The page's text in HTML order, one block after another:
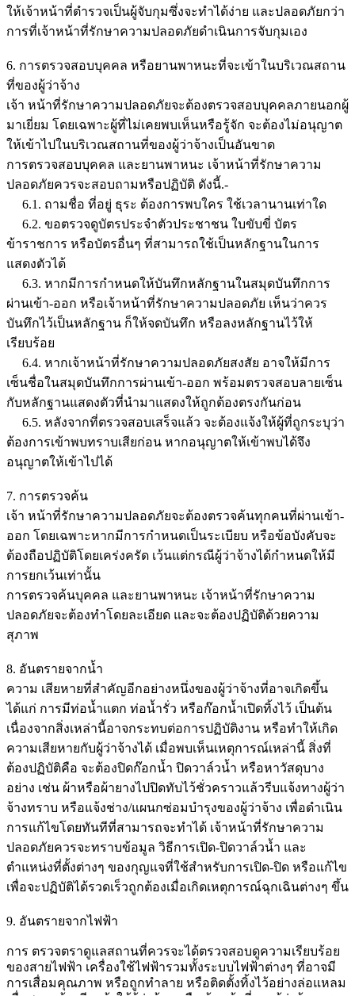
ให้เจ้าหน้าที่ตำรวจเป็นผู้จับกุมซึ่งจะทำได้ง่าย และปลอดภัยกว่า
การที่เจ้าหน้าที่รักษาความปลอดภัยดำเนินการจับกุมเอง
6. การตรวจสอบบุคคล หรือยานพาหนะที่จะเข้าในบริเวณสถาน
ที่ของผู้ว่าจ้าง
เจ้า หน้าที่รักษาความปลอดภัยจะต้องตรวจสอบบุคคลภายนอกผู้
มาเยี่ยม โดยเฉพาะผู้ที่ไม่เคยพบเห็นหรือรู้จัก จะต้องไม่อนุญาต
ให้เข้าไปในบริเวณสถานที่ของผู้ว่าจ้างเป็นอันขาด
การตรวจสอบบุคคล และยานพาหนะ เจ้าหน้าที่รักษาความ
ปลอดภัยควรจะสอบถามหรือปฏิบัติ ดังนี้.-
6.1. ถามชื่อ ที่อยู่ ธุระ ต้องการพบใคร ใช้เวลานานเท่าใด
6.2. ขอตรวจดูบัตรประจำตัวประชาชน ใบขับขี่ บัตร
ข้าราชการ หรือบัตรอื่นๆ ที่สามารถใช้เป็นหลักฐานในการ
แสดงตัวได้
6.3. หากมีการกำหนดให้บันทึกหลักฐานในสมุดบันทึกการ
ผ่านเข้า-ออก หรือเจ้าหน้าที่รักษาความปลอดภัย เห็นว่าควร
บันทึกไว้เป็นหลักฐาน ก็ให้จดบันทึก หรือลงหลักฐานไว้ให้
เรียบร้อย
6.4. หากเจ้าหน้าที่รักษาความปลอดภัยสงสัย อาจให้มีการ
เซ็นชื่อในสมุดบันทึกการผ่านเข้า-ออก พร้อมตรวจสอบลายเซ็น
กับหลักฐานแสดงตัวที่นำมาแสดงให้ถูกต้องตรงกันก่อน
6.5. หลังจากที่ตรวจสอบเสร็จแล้ว จะต้องแจ้งให้ผู้ที่ถูกระบุว่า
ต้องการเข้าพบทราบเสียก่อน หากอนุญาตให้เข้าพบได้จึง
อนุญาตให้เข้าไปได้
7. การตรวจค้น
เจ้า หน้าที่รักษาความปลอดภัยจะต้องตรวจค้นทุกคนที่ผ่านเข้า-
ออก โดยเฉพาะหากมีการกำหนดเป็นระเบียบ หรือข้อบังคับจะ
ต้องถือปฏิบัติโดยเคร่งครัด เว้นแต่กรณีผู้ว่าจ้างได้กำหนดให้มี
การยกเว้นเท่านั้น
การตรวจค้นบุคคล และยานพาหนะ เจ้าหน้าที่รักษาความ
ปลอดภัยจะต้องทำโดยละเอียด และจะต้องปฏิบัติด้วยความ
สุภาพ
8. อันตรายจากน้ำ
ความ เสียหายที่สำคัญอีกอย่างหนึ่งของผู้ว่าจ้างที่อาจเกิดขึ้น
ได้แก่ การมีท่อน้ำแตก ท่อน้ำรั่ว หรือก๊อกน้ำเปิดทิ้งไว้ เป็นต้น
เนื่องจากสิ่งเหล่านี้อาจกระทบต่อการปฏิบัติงาน หรือทำให้เกิด
ความเสียหายกับผู้ว่าจ้างได้ เมื่อพบเห็นเหตุการณ์เหล่านี้ สิ่งที่
ต้องปฏิบัติคือ จะต้องปิดก๊อกน้ำ ปิดวาล์วน้ำ หรือหาวัสดุบาง
อย่าง เช่น ผ้าหรือผ้ายางไปปิดทับไว้ชั่วคราวแล้วรีบแจ้งทางผู้ว่า
จ้างทราบ หรือแจ้งช่าง/แผนกซ่อมบำรุงของผู้ว่าจ้าง เพื่อดำเนิน
การแก้ไขโดยทันทีที่สามารถจะทำได้ เจ้าหน้าที่รักษาความ
ปลอดภัยควรจะทราบข้อมูล วิธีการเปิด-ปิดวาล์วน้ำ และ
ตำแหน่งที่ตั้งต่างๆ ของกุญแจที่ใช้สำหรับการเปิด-ปิด หรือแก้ไข
เพื่อจะปฏิบัติได้รวดเร็วถูกต้องเมื่อเกิดเหตุการณ์ฉุกเฉินต่างๆ ขึ้น
9. อันตรายจากไฟฟ้า
การ ตรวจตราดูแลสถานที่ควรจะได้ตรวจสอบดูความเรียบร้อย
ของสายไฟฟ้า เครื่องใช้ไฟฟ้ารวมทั้งระบบไฟฟ้าต่างๆ ที่อาจมี
การเสื่อมคุณภาพ หรือถูกทำลาย หรือติดตั้งทิ้งไว้อย่างล่อแหลม